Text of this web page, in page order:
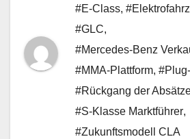
#E-Class,
#GLC,
#Mercedes-Benz
#MMA-Plattform,
#Rückgang der
#S-Klasse Marktführer,
#Zukunftsmodell CLA